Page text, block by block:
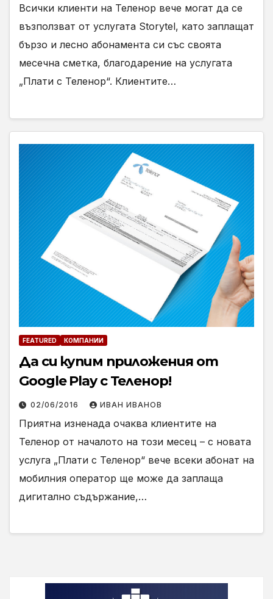
Всички клиенти на Теленор вече могат да се
възползват от услугата Storytel, като заплащат
бързо и лесно абонамента си със своята
месечна сметка, благодарение на услугата
„Плати с Теленор“. Клиентите…
FEATURED КОМПАНИИ
Да си купим приложения от
Google Play с Теленор!
02/06/2016 ИВАН ИВАНОВ
Приятна изненада очаква клиентите на
Теленор от началото на този месец – с новата
услуга „Плати с Теленор“ вече всеки абонат на
мобилния оператор ще може да заплаща
дигитално съдържание,…